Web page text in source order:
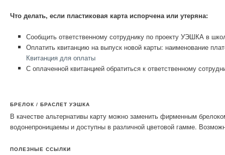
Что делать, если пластиковая карта испорчена или утеряна:
Сообщить ответственному сотруднику по проекту УЭШКА в
Оплатить квитанцию на выпуск новой карты: наименование
Квитанция для оплаты
С оплаченной квитанцией обратиться к ответственному
БРЕЛОК / БРАСЛЕТ УЭШКА
В качестве альтернативы карту можно заменить фирменным
водонепроницаемы и доступны в различной цветовой гамме.
ПОЛЕЗНЫЕ ССЫЛКИ